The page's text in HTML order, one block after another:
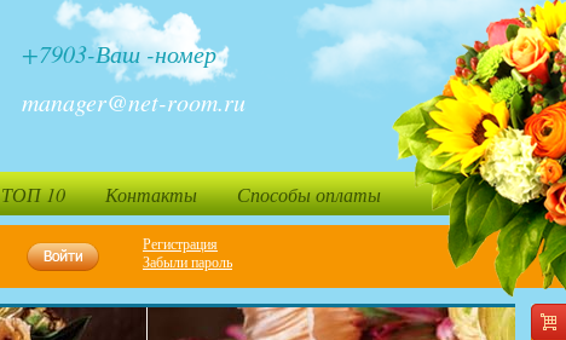
+7903-Ваш -номер
manager@net-room.ru
ТОП 10 Контакты Способы оплаты
Регистрация
Забыли пароль